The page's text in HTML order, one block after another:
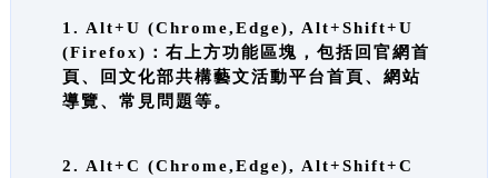
1. Alt+U (Chrome,Edge), Alt+Shift+U
(Firefox)：右上方功能區塊，包括回官網首
頁、回文化部共構藝文活動平台首頁、網站
導覽、常見問題等。
2. Alt+C (Chrome,Edge), Alt+Shift+C